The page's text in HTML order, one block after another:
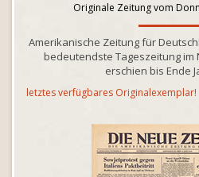
Originale Zeitung vom
Amerikanische Zeitung für
bedeutendste Tageszeitung im
erschien bis Ende
letztes verfügbares Originalexemplar!